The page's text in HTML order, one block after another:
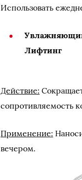
Использовать
Лифтинг
Действие:
сопротивляемость
Применение:
вечером.